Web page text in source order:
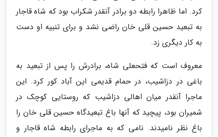
کرد. اما ظاهرا رابطه دو برادر آنقدر شکراب بود که شاه قاجار
به تبعید حسین قلی خان راضی نشد و برای تنبیه او دست
به کار دیگری زد.
معروف است که فتحعلی شاه، برادرش را پس از تبعید به
باغی در دزاشیب، در حمام قدیمی این آباد کور کرد. این
ماجرا آنقدر میان اهالی دزاشیب که روستایی کوچک در
شمیران بود، پیچید که آنها باغ تبعیدگاه حسین قلی خان را
باغ نظر نامیدند. نامی که به ماجرای رابطه شاه قاجار و